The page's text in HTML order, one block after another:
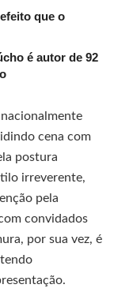
que o
é autor de 92
cena com
postura
irreverente,
pela
convidados
por sua vez, é